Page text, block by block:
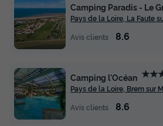
Camping Paradis - Le
Pays de la Loire, La Faute
Avis clients
8.6
Camping l'Océan
Pays de la Loire, Brem sur
Avis clients
8.6